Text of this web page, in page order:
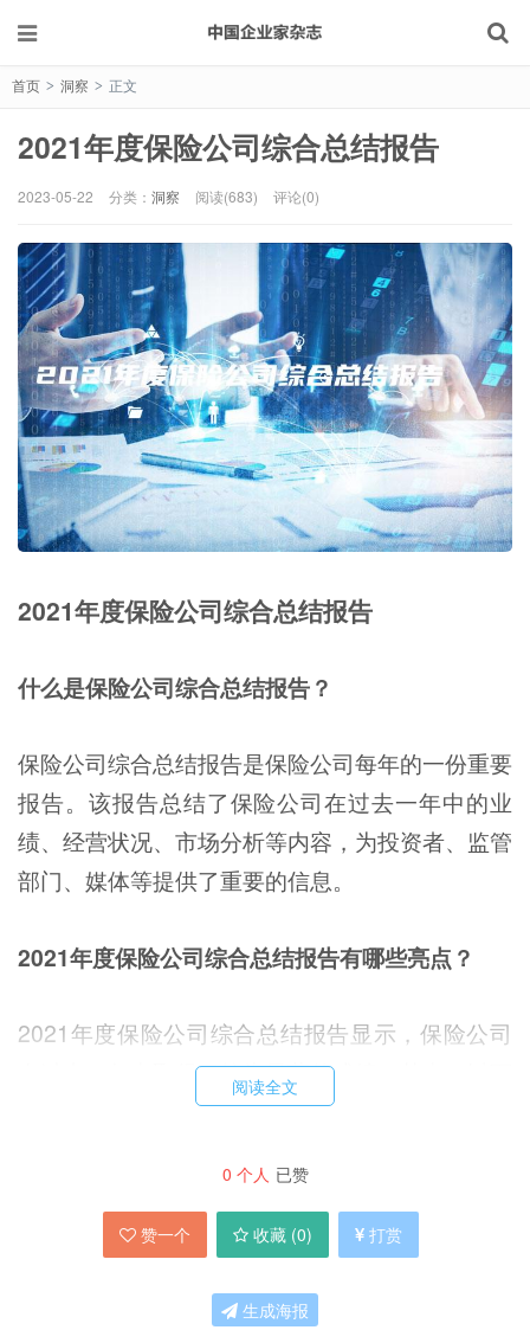
首页 > 洞察 > 正文
2021年度保险公司综合总结报告
2023-05-22 分类： 洞察 阅读(683) 评论(0)
2021年度保险公司综合总结报告
什么是保险公司综合总结报告？
保险公司综合总结报告是保险公司每年的一份重要
报告。该报告总结了保险公司在过去一年中的业
绩、经营状况、市场分析等内容，为投资者、监管
部门、媒体等提供了重要的信息。
2021年度保险公司综合总结报告有哪些亮点？
2021年度保险公司综合总结报告显示，保险公司
在过去一年中取得了较为显著的成绩。其中，以下
几个方面值得关注：
业务收入同比增长了10%以上，其中，寿险业务
收入增长最快。
2. 投资收益稳步增长。受益于经济复苏和股市上
涨，保险公司的投资收益同比增长了20%以上。
阅读全文
0 个人 已赞
赞一个 收藏 (0) 打赏
生成海报